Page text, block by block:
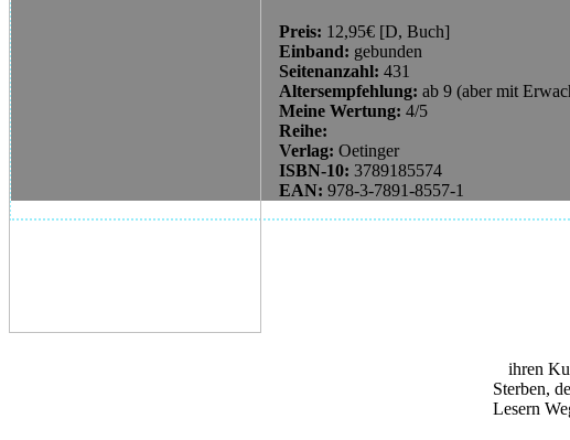
Preis: 12,95€ [D, Buch]
Einband: gebunden
Seitenanzahl: 431
Altersempfehlung: ab 9 (aber mit
Meine Wertung: 4/5
Reihe:
Verlag: Oetinger
ISBN-10: 3789185574
EAN: 978-3-7891-8557-1
ihren
Sterben,
Lesern